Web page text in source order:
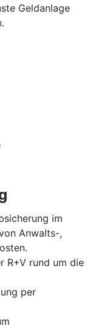
Geldanlage
im
Anwalts-,
R+V rund um die
per